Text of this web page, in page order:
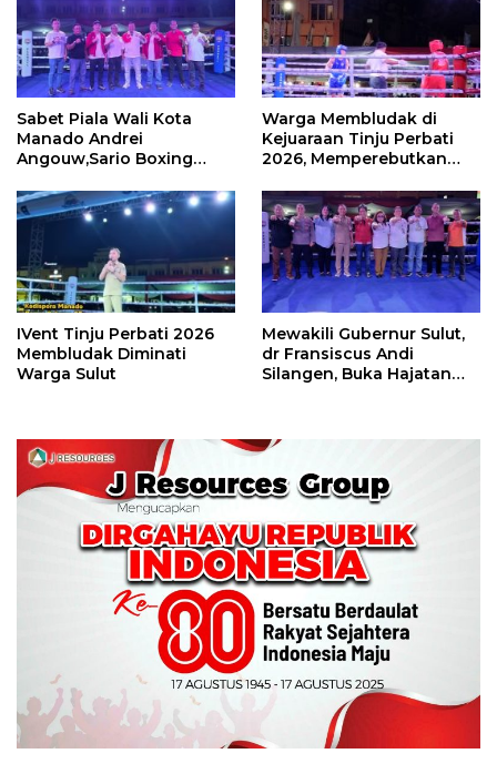
Sabet Piala Wali Kota
Manado Andrei
Angouw,Sario Boxing
Perbati 2026
Warga Membludak di
Kejuaraan Tinju Perbati
2026, Memperebutkan
IVent Tinju Perbati 2026
Membludak Diminati
Warga Sulut
Mewakili Gubernur Sulut,
dr Fransiscus Andi
Silangen, Buka Hajatan